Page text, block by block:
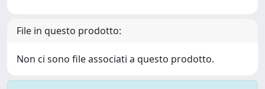
File in questo prodotto:
Non ci sono file associati a questo prodotto.